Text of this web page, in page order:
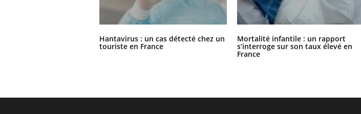
Hantavirus : un cas détecté chez un
touriste en France
Mortalité infantile : un rapport
s’interroge sur son taux élevé en
France